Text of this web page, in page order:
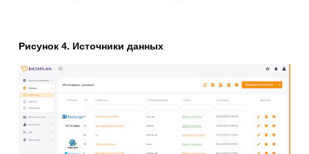
Рисунок 4. Источники данных